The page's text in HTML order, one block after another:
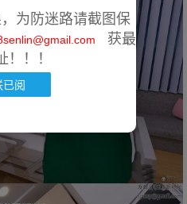
为防迷路请截图保
获最
！！！
已阅